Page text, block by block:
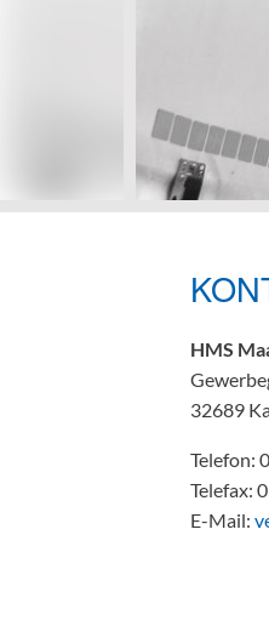
HMS
32689
Telefon:
Telefax:
E-Mail: